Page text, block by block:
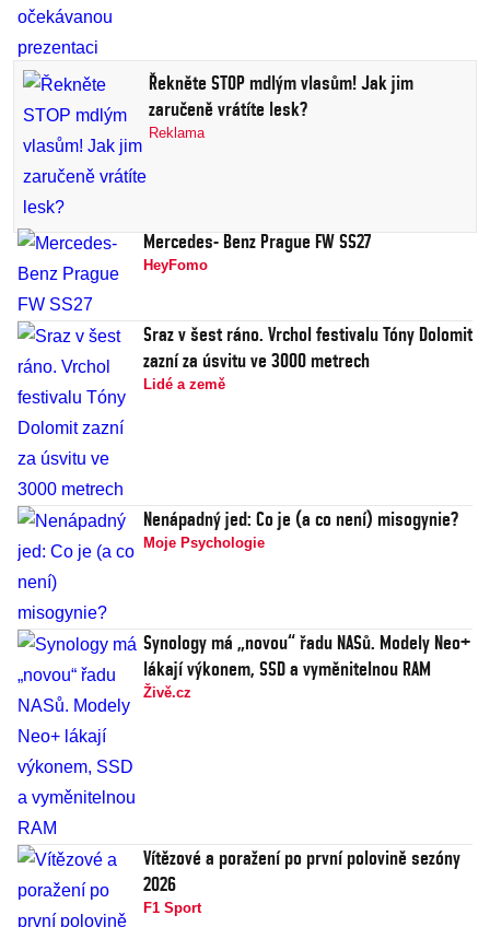
Řekněte STOP mdlým vlasům! Jak jim
zaručeně vrátíte lesk?
Reklama
Mercedes- Benz Prague FW SS27
HeyFomo
Sraz v šest ráno. Vrchol festivalu Tóny Dolomit
zazní za úsvitu ve 3000 metrech
Lidé a země
Nenápadný jed: Co je (a co není) misogynie?
Moje Psychologie
Synology má „novou“ řadu NASů. Modely Neo+
lákají výkonem, SSD a vyměnitelnou RAM
Živě.cz
Vítězové a poražení po první polovině sezóny
2026
F1 Sport